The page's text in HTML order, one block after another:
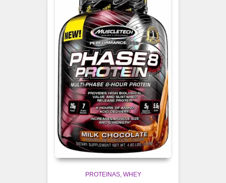
PROTEINAS WHEY